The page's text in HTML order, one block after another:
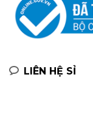
LIÊN HỆ SỈ